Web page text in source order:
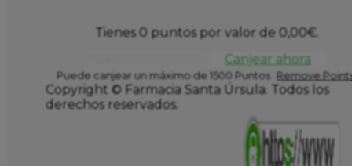
Tienes 0 puntos por valor de 0,00€.
Canjear ahora
Puede canjear un máximo de 1500 Puntos Remove
Copyright © Farmacia Santa Úrsula. Todos los
derechos reservados.